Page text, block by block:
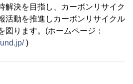
解決を目指し、カーボンリサイク
活動を推進しカーボンリサイクル
図ります。(ホームページ：
)